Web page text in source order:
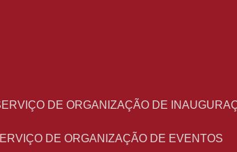
SERVIÇO DE ORGANIZAÇÃO DE
SERVIÇO DE ORGANIZAÇÃO DE EVENTOS